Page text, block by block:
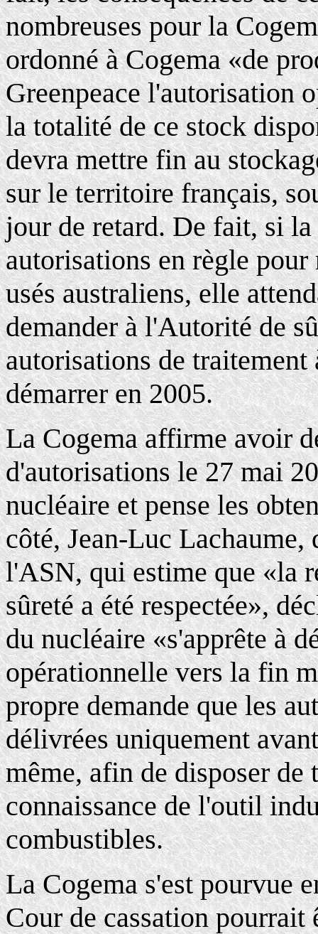
nombreuses pour la
ordonné à Cogema «de
Greenpeace l'autorisation
la totalité de ce stock
devra mettre fin au
sur le territoire français,
jour de retard. De fait, si
autorisations en règle
usés australiens, elle
demander à l'Autorité de
autorisations de
démarrer en 2005.
La Cogema affirme avoir
d'autorisations le 27 mai
nucléaire et pense les
côté, Jean-Luc
l'ASN, qui estime que «la
sûreté a été respectée»,
du nucléaire «s'apprête à
opérationnelle vers la fin
propre demande que les
délivrées uniquement
même, afin de disposer de
connaissance de l'outil
combustibles.
La Cogema s'est pourvue
Cour de cassation pourrait